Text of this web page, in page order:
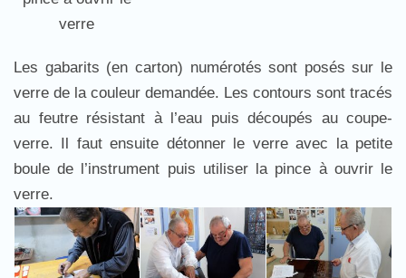
verre
Les gabarits (en carton) numérotés sont posés sur le
verre de la couleur demandée. Les contours sont tracés
au feutre résistant à l’eau puis découpés au coupe-
verre. Il faut ensuite détonner le verre avec la petite
boule de l’instrument puis utiliser la pince à ouvrir le
verre.